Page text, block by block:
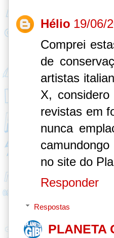
Hélio 19/06/
Comprei
de
artistas
X,
revistas em
nunca
no site do
Responder
Respostas
PLANETA